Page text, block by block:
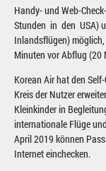
Handy- und Web-
Stunden in den USA)
Inlandsflügen)
Minuten vor Abflug
Korean Air hat den
Kreis der Nutzer
Kleinkinder in
internationale Flüge
April 2019 können
Internet einchecken.